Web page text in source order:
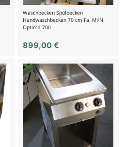
Waschbecken Spülbecken
Handwaschbecken 70 cm Fa. MKN
Optima 700
899,00€